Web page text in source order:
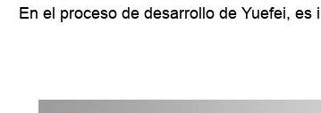
En el proceso de desarrollo de Yuefei,